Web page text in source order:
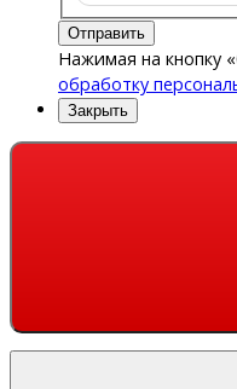
Отправить
Нажимая на кнопку
обработку
Закрыть